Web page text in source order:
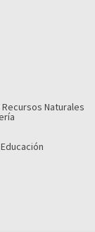
Naturales